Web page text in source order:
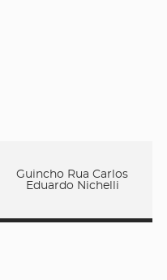
Guincho Rua Carlos
Eduardo Nichelli